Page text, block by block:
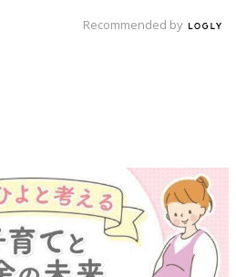
Recommended by
【ワクチン